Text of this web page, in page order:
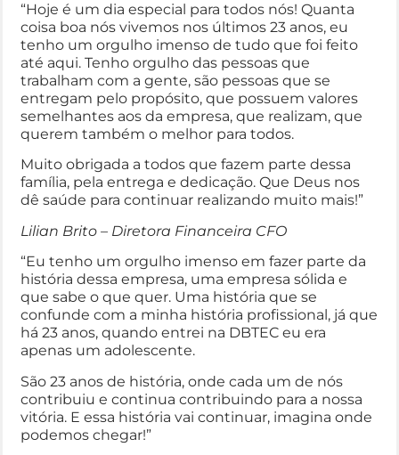
“Hoje é um dia especial para todos nós! Quanta
coisa boa nós vivemos nos últimos 23 anos, eu
tenho um orgulho imenso de tudo que foi feito
até aqui. Tenho orgulho das pessoas que
trabalham com a gente, são pessoas que se
entregam pelo propósito, que possuem valores
semelhantes aos da empresa, que realizam, que
querem também o melhor para todos.
Muito obrigada a todos que fazem parte dessa
família, pela entrega e dedicação. Que Deus nos
dê saúde para continuar realizando muito mais!”
Lilian Brito – Diretora Financeira CFO
“Eu tenho um orgulho imenso em fazer parte da
história dessa empresa, uma empresa sólida e
que sabe o que quer. Uma história que se
confunde com a minha história profissional, já que
há 23 anos, quando entrei na DBTEC eu era
apenas um adolescente.
São 23 anos de história, onde cada um de nós
contribuiu e continua contribuindo para a nossa
vitória. E essa história vai continuar, imagina onde
podemos chegar!”